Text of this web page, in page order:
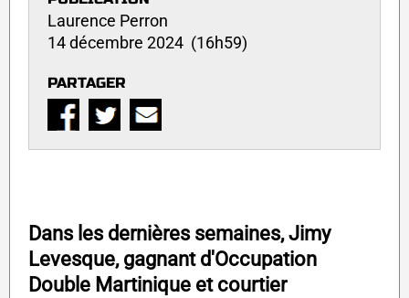
Laurence Perron
14 décembre 2024 (16h59)
PARTAGER
Dans les dernières semaines, Jimy
Levesque, gagnant d'Occupation
Double Martinique et courtier